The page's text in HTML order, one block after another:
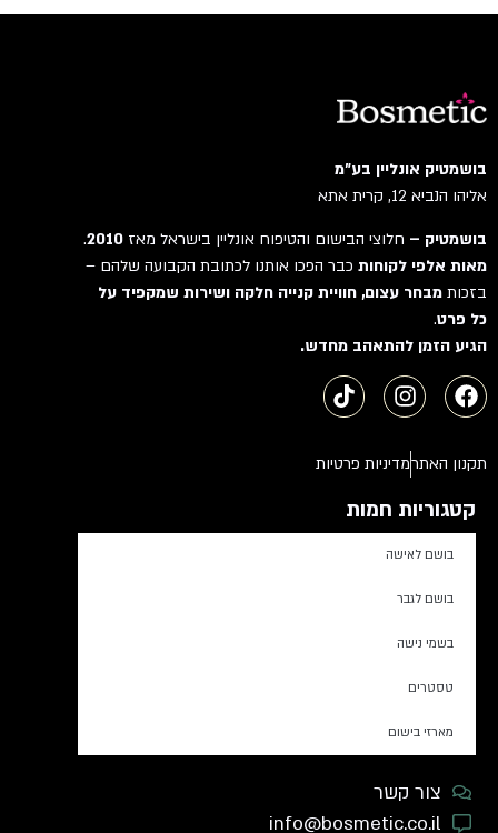
בושמטיק אונליין בע"מ
אליהו הנביא 12, קרית אתא
בושמטיק –חלוצי הבישום והטיפוח אונליין בישראל מאז2010
.
מאות אלפי לקוחותכבר הפכו אותנו לכתובת הקבועה שלהם –
בזכותמבחר עצום, חוויית קנייה חלקה ושירות שמקפיד על
כל פרט.
הגיע הזמן להתאהב מחדש.
תקנון האתרמדיניות פרטיות
קטגוריות חמות
בושם לאישה
בושם לגבר
בשמי נישה
טסטרים
מארזי בישום
צור קשר
info@bosmetic.co.il